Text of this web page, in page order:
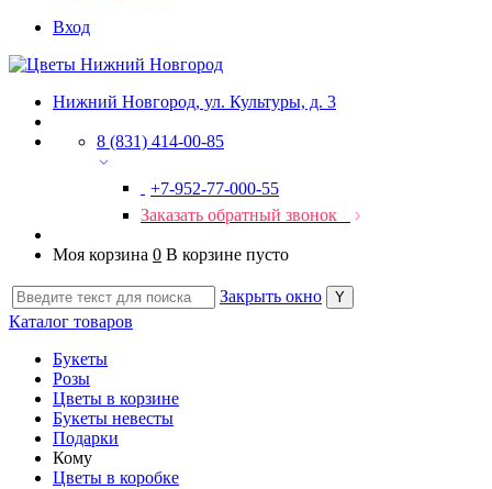
Вход
Нижний Новгород, ул. Культуры, д. 3
8 (831) 414-00-85
+7-952-77-000-55
Заказать обратный звонок
Моя корзина 0 В корзине пусто
Закрыть окно
Каталог товаров
Букеты
Розы
Цветы в корзине
Букеты невесты
Подарки
Кому
Цветы в коробке